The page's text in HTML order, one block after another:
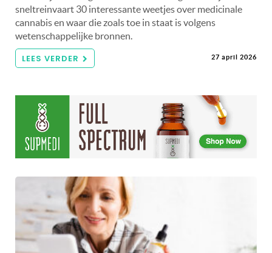
sneltreinvaart 30 interessante weetjes over medicinale
cannabis en waar die zoals toe in staat is volgens
wetenschappelijke bronnen.
LEES VERDER 27 april 2026